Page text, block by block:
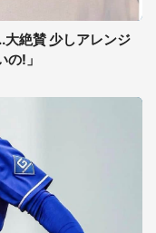
絶賛 少しアレンジ
!」